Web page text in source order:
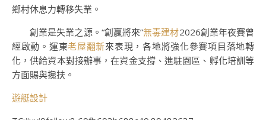
鄉村休息力轉移失業。
創業是失業之源。“創贏將來”無毒建材2026創業年夜賽曾
經啟動。運東老屋翻新來表現，各地將強化參賽項目落地轉
化，供給資本對接辦事，在資金支撐、進駐園區、孵化培訓等
方面賜與攙扶。
遊艇設計